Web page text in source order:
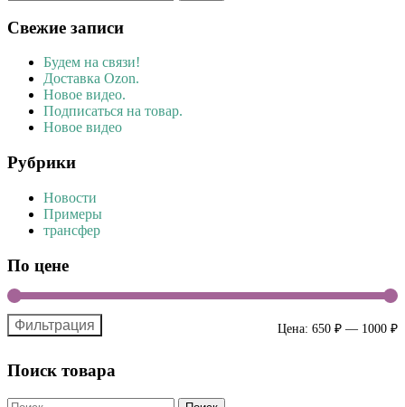
Свежие записи
Будем на связи!
Доставка Ozon.
Новое видео.
Подписаться на товар.
Новое видео
Рубрики
Новости
Примеры
трансфер
По цене
Фильтрация Цена: 650 ₽ — 1000 ₽
Поиск товара